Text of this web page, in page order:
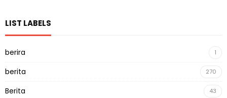
LIST LABELS
berira 1
berita 270
Berita 43